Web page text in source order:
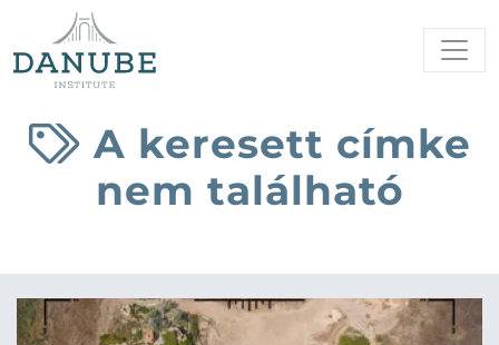
A keresett címke
nem található